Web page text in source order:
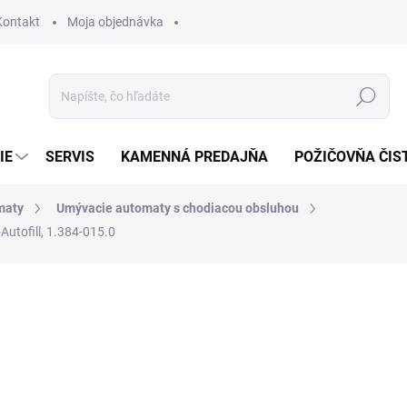
Moja objednávka
Hľadať
SERVIS KAMENNÁ PREDAJŇA POŽIČOVŇA
Umývacie automaty s chodiacou obsluhou
1.384-015.0